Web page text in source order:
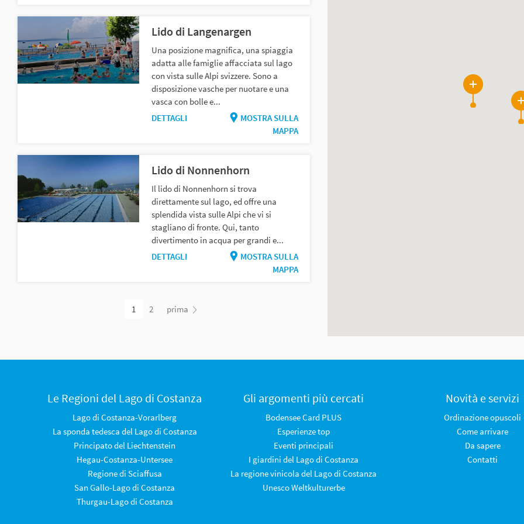
Lido di Langenargen
Una posizione magnifica, una spiaggia
adatta alle famiglie affacciata sul lago
con vista sulle Alpi svizzere. Sono a
disposizione vasche per nuotare e una
vasca con bolle e...
DETTAGLI
MOSTRA SULLA
MAPPA
Lido di Nonnenhorn
Il lido di Nonnenhorn si trova
direttamente sul lago, ed offre una
splendida vista sulle Alpi che vi si
stagliano di fronte. Qui, tanto
divertimento in acqua per grandi e...
DETTAGLI
MOSTRA SULLA
MAPPA
1 2 prima
Le Regioni del Lago di Costanza
Lago di Costanza-Vorarlberg
La sponda tedesca del Lago di Costanza
Principato del Liechtenstein
Hegau-Costanza-Untersee
Regione di Sciaffusa
San Gallo-Lago di Costanza
Thurgau-Lago di Costanza
Gli argomenti più cercati
Bodensee Card PLUS
Esperienze top
Eventi principali
I giardini del Lago di Costanza
La regione vinicola del Lago di Costanza
Unesco Weltkulturerbe
Novità e servizi
Ordinazione opuscoli
Come arrivare
Da sapere
Contatti